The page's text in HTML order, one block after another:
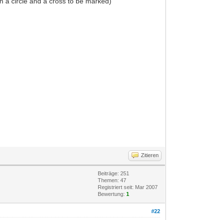
Zitieren
Beiträge: 251
Themen: 47
Registriert seit: Mar 2007
Bewertung:1
#22